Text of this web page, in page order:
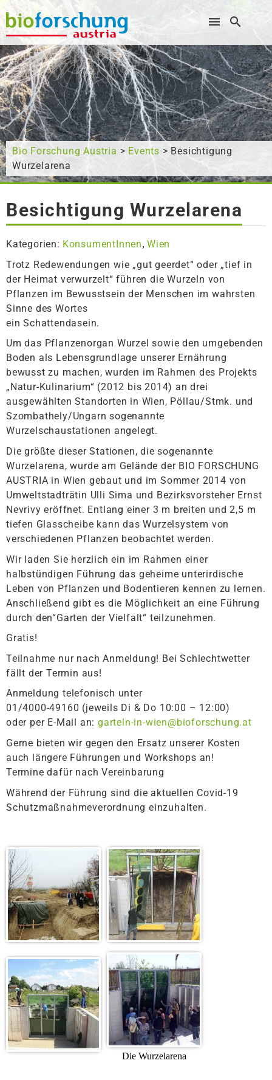
Wonach suchen Sie?
Bio Forschung Austria > Events > Besichtigung
Wurzelarena
Besichtigung Wurzelarena
Kategorien: KonsumentInnen,Wien
Trotz Redewendungen wie „gut geerdet“ oder „tief in
der Heimat verwurzelt“ führen die Wurzeln von
Pflanzen im Bewusstsein der Menschen im wahrsten
Sinne des Wortes
ein Schattendasein.
Um das Pflanzenorgan Wurzel sowie den umgebenden
Boden als Lebensgrundlage unserer Ernährung
bewusst zu machen, wurden im Rahmen des Projekts
„Natur-Kulinarium“ (2012 bis 2014) an drei
ausgewählten Standorten in Wien, Pöllau/Stmk. und
Szombathely/Ungarn sogenannte
Wurzelschaustationen angelegt.
Die größte dieser Stationen, die sogenannte
Wurzelarena, wurde am Gelände der BIO FORSCHUNG
AUSTRIA in Wien gebaut und im Sommer 2014 von
Umweltstadträtin Ulli Sima und Bezirksvorsteher Ernst
Nevrivy eröffnet. Entlang einer 3 m breiten und 2,5 m
tiefen Glasscheibe kann das Wurzelsystem von
verschiedenen Pflanzen beobachtet werden.
Wir laden Sie herzlich ein im Rahmen einer
halbstündigen Führung das geheime unterirdische
Leben von Pflanzen und Bodentieren kennen zu lernen.
Anschließend gibt es die Möglichkeit an eine Führung
durch den“Garten der Vielfalt“ teilzunehmen.
Gratis!
Teilnahme nur nach Anmeldung! Bei Schlechtwetter
fällt der Termin aus!
Anmeldung telefonisch unter
01/4000-49160 (jeweils Di & Do 10:00 – 12:00)
oder per E-Mail an:garteln-in-wien@bioforschung.at
Gerne bieten wir gegen den Ersatz unserer Kosten
auch längere Führungen und Workshops an!
Termine dafür nach Vereinbarung
Während der Führung sind die aktuellen Covid-19
Schutzmaßnahmeverordnung einzuhalten.
Die Wurzelarena